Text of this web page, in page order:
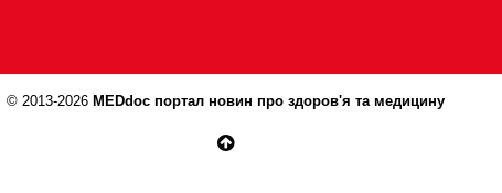
© 2013-2026 MEDdoc портал новин про здоров'я та медицину